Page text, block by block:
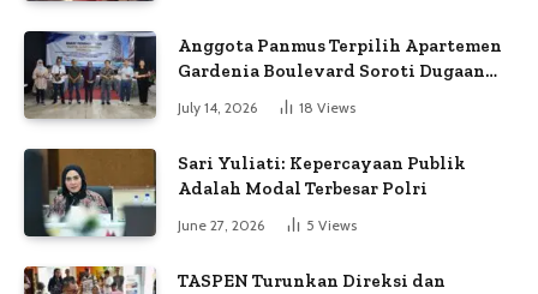
Anggota Panmus Terpilih Apartemen
Gardenia Boulevard Soroti Dugaan
Kejanggalan Voting
July 14, 2026 18 Views
Sari Yuliati: Kepercayaan Publik
Adalah Modal Terbesar Polri
June 27, 2026 5 Views
TASPEN Turunkan Direksi dan